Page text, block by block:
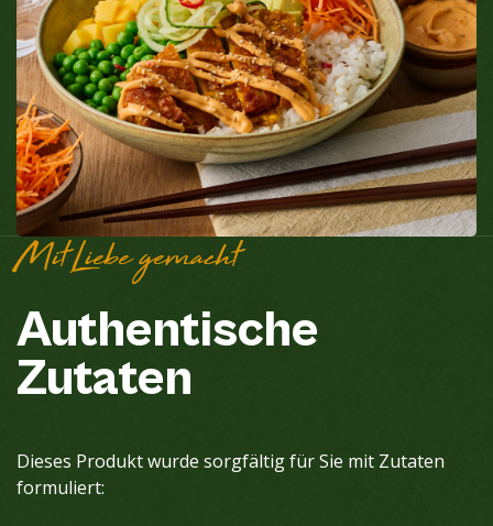
Mit Liebe gemacht
Authentische
Zutaten
Dieses Produkt wurde sorgfältig für Sie mit Zutaten
formuliert: